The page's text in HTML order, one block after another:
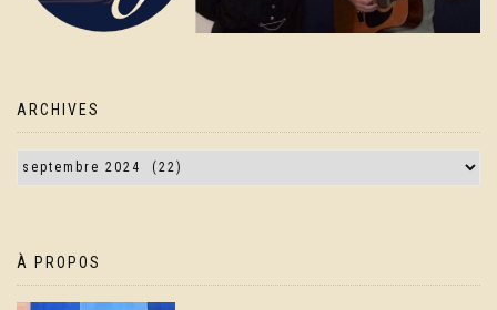
ARCHIVES
À PROPOS